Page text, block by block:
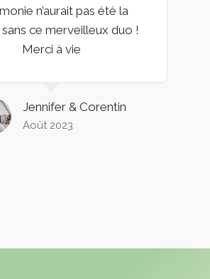
le coeur a l’ouvrage,
un souvenir de
votre cérémonie.